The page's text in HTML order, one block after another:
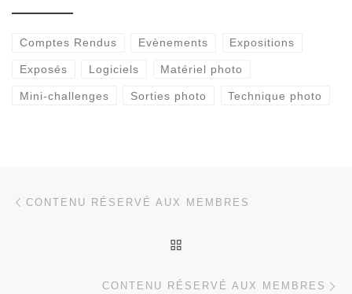
Comptes Rendus Evènements Expositions
Exposés Logiciels Matériel photo
Mini-challenges Sorties photo Technique photo
Parcourir les articles
CONTENU RÉSERVÉ AUX MEMBRES
CONTENU RÉSERVÉ AUX MEMBRES